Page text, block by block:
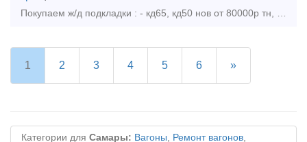
Покупаем ж/д подкладки : - кд65, кд50 нов от 80000р тн, бу от 50000р - кд65, кд50 нов от 80000р тн, бу от 50000р тн - кб65, кб50 нов от 75000р тн, от 40000р тн - дн6-65 нов от 80000р тн, от 30000
1 2 3 4 5 6 »
Категории для Самары: Вагоны, Ремонт вагонов,